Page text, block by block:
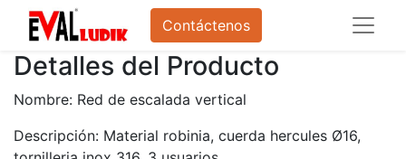
Contáctenos
Detalles del Producto
Nombre: Red de escalada vertical
Descripción: Material robinia, cuerda hercules Ø16,